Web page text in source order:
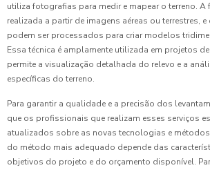
utiliza fotografias para medir e mapear o terreno.
realizada a partir de imagens aéreas ou terrestres,
podem ser processados para criar modelos
Essa técnica é amplamente utilizada em projetos
permite a visualização detalhada do relevo e a
específicas do terreno.
Para garantir a qualidade e a precisão dos
que os profissionais que realizam esses serviços
atualizados sobre as novas tecnologias e
do método mais adequado depende das
objetivos do projeto e do orçamento disponível.